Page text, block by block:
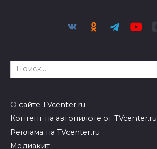
Search
for:
О сайте TVcenter.ru
Контент на автопилоте от TVcenter.ru
Реклама на TVcenter.ru
Медиакит